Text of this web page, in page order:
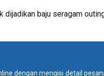
baju seragam
dengan mengisi detail